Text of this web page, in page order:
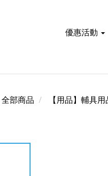
優惠活動
全部商品 【用品】輔具用